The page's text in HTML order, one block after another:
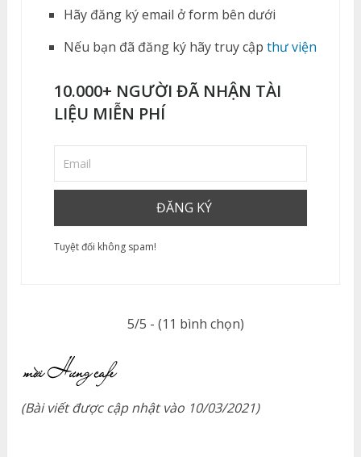
Hãy đăng ký email ở form bên dưới
Nếu bạn đã đăng ký hãy truy cậpthư viện
10.000+ NGƯỜI ĐÃ NHẬN TÀI
LIỆU MIỄN PHÍ
Tuyệt đối không spam!
5/5 - (11 bình chọn)
(Bài viết được cập nhật vào 10/03/2021)